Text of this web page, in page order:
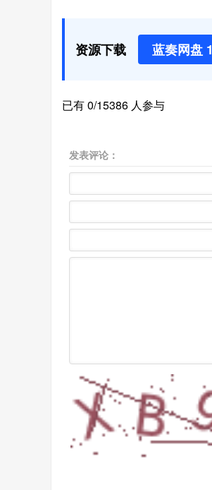
资源下载 蓝奏网盘 1
已有 0/15386 人参与
发表评论：